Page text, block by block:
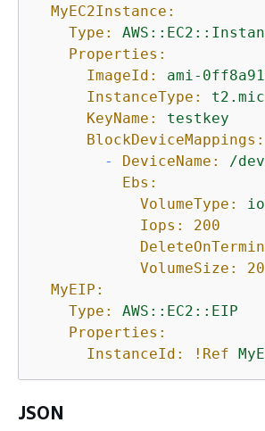
MyEC2Instance:
Type:
Properties:
ImageId:
ami-
InstanceType:
KeyName:
testkey
BlockDeviceMappings:
-
DeviceName:
/
Ebs:
VolumeType:
Iops:
200
VolumeSize:
20
MyEIP:
Type:
AWS::EC2::EIP
Properties:
InstanceId:
!Ref
JSON